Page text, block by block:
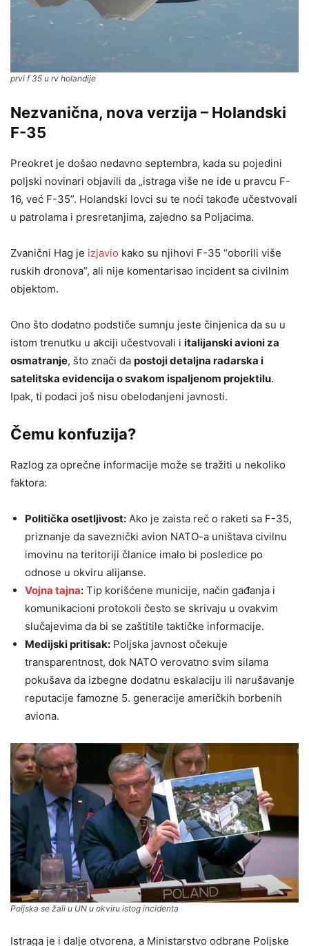
prvi f 35 u rv holandije
Nezvanična, nova verzija – Holandski
F-35
Preokret je došao nedavno septembra, kada su pojedini
poljski novinari objavili da „istraga više ne ide u pravcu F-
16, već F-35”. Holandski lovci su te noći takođe učestvovali
u patrolama i presretanjima, zajedno sa Poljacima.
Zvanični Hag je izjavio kako su njihovi F-35 “oborili više
ruskih dronova”, ali nije komentarisao incident sa civilnim
objektom.
Ono što dodatno podstiče sumnju jeste činjenica da su u
istom trenutku u akciji učestvovali i italijanski avioni za
osmatranje, što znači da postoji detaljna radarska i
satelitska evidencija o svakom ispaljenom projektilu.
Ipak, ti podaci još nisu obelodanjeni javnosti.
Čemu konfuzija?
Razlog za oprečne informacije može se tražiti u nekoliko
faktora:
Politička osetljivost: Ako je zaista reč o raketi sa F-35,
priznanje da saveznički avion NATO-a uništava civilnu
imovinu na teritoriji članice imalo bi posledice po
odnose u okviru alijanse.
Vojna tajna: Tip korišćene municije, način gađanja i
komunikacioni protokoli često se skrivaju u ovakvim
slučajevima da bi se zaštitile taktičke informacije.
Medijski pritisak: Poljska javnost očekuje
transparentnost, dok NATO verovatno svim silama
pokušava da izbegne dodatnu eskalaciju ili narušavanje
reputacije famozne 5. generacije američkih borbenih
aviona.
Poljska se žali u UN u okviru istog incidenta
Istraga je i dalje otvorena, a Ministarstvo odbrane Poljske